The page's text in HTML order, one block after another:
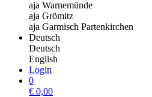
aja Warnemünde
aja Grömitz
aja Garmisch Partenkirchen
Deutsch
Deutsch
English
Login
0
€ 0,00